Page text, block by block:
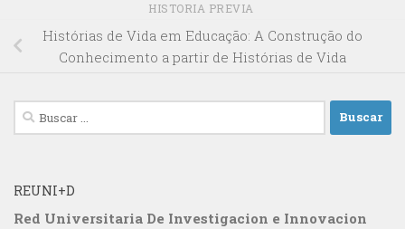
HISTORIA PREVIA
Histórias de Vida em Educação: A Construção do
Conhecimento a partir de Histórias de Vida
Buscar:
REUNI+D
Red Universitaria De Investigacion e Innovacion